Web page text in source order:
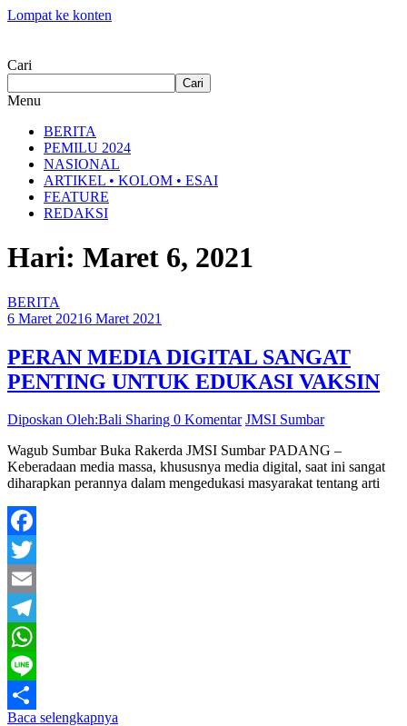
Lompat ke konten
Cari
Cari
Menu
BERITA
PEMILU 2024
NASIONAL
ARTIKEL • KOLOM • ESAI
FEATURE
REDAKSI
Hari: Maret 6, 2021
BERITA
6 Maret 20216 Maret 2021
PERAN MEDIA DIGITAL SANGAT
PENTING UNTUK EDUKASI VAKSIN
Diposkan Oleh:Bali Sharing 0 Komentar JMSI Sumbar
Wagub Sumbar Buka Rakerda JMSI Sumbar PADANG –
Keberadaan media massa, khususnya media digital, saat ini sangat
diharapkan perannya dalam mengedukasi masyarakat tentang arti
Facebook
Twitter
Email
Telegram
WhatsApp
Line
Baca selengkapnya